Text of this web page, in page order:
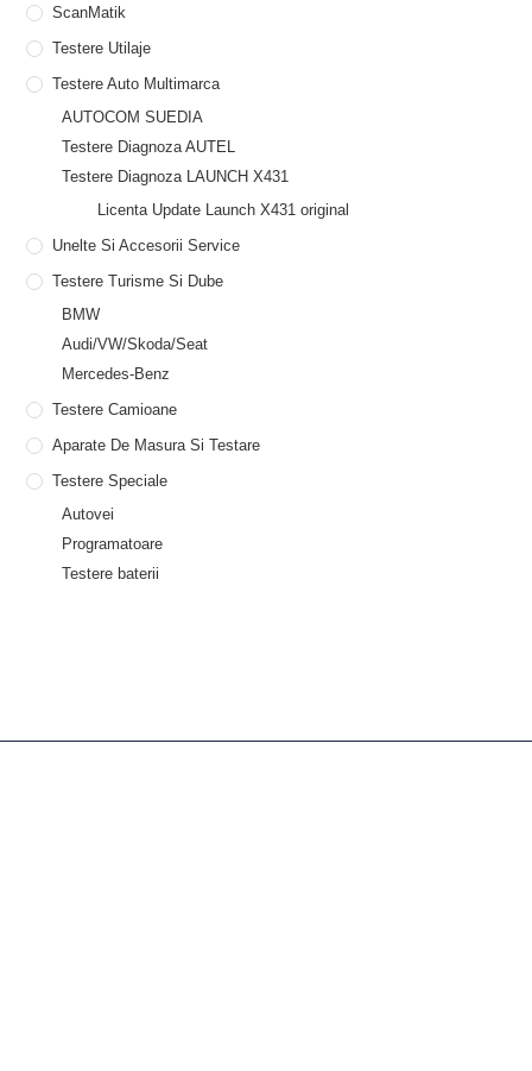
ScanMatik
Testere Utilaje
Testere Auto Multimarca
AUTOCOM SUEDIA
Testere Diagnoza AUTEL
Testere Diagnoza LAUNCH X431
Licenta Update Launch X431 original
Unelte Si Accesorii Service
Testere Turisme Si Dube
BMW
Audi/VW/Skoda/Seat
Mercedes-Benz
Testere Camioane
Aparate De Masura Si Testare
Testere Speciale
Autovei
Programatoare
Testere baterii